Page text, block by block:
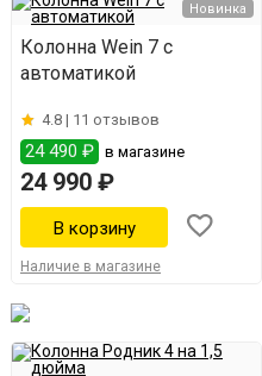
Новинка
Колонна Wein 7 с
автоматикой
4.8 | 11 отзывов
24 490 ₽ в магазине
24 990 ₽
Наличие в магазине